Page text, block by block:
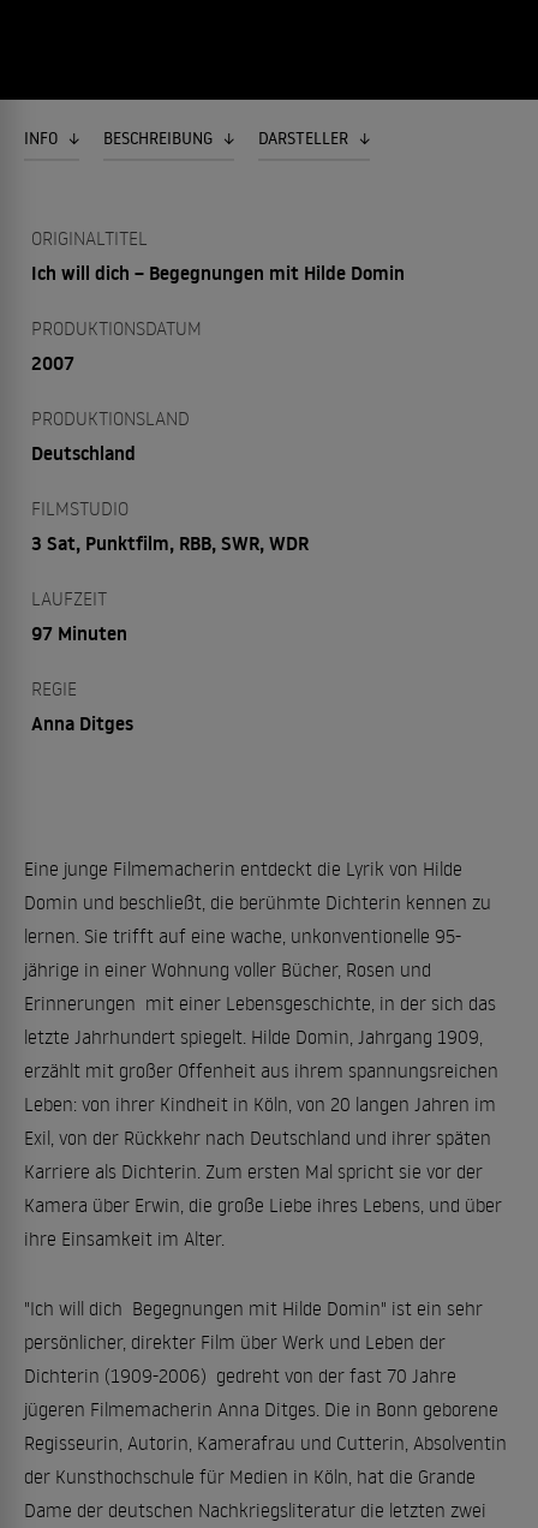
INFO BESCHREIBUNG DARSTELLER
ORIGINALTITEL
Ich will dich – Begegnungen mit Hilde Domin
PRODUKTIONSDATUM
2007
PRODUKTIONSLAND
Deutschland
FILMSTUDIO
3 Sat, Punktfilm, RBB, SWR, WDR
LAUFZEIT
97 Minuten
REGIE
Anna Ditges
Eine junge Filmemacherin entdeckt die Lyrik von Hilde
Domin und beschließt, die berühmte Dichterin kennen zu
lernen. Sie trifft auf eine wache, unkonventionelle 95-
jährige in einer Wohnung voller Bücher, Rosen und
Erinnerungen  mit einer Lebensgeschichte, in der sich das
letzte Jahrhundert spiegelt. Hilde Domin, Jahrgang 1909,
erzählt mit großer Offenheit aus ihrem spannungsreichen
Leben: von ihrer Kindheit in Köln, von 20 langen Jahren im
Exil, von der Rückkehr nach Deutschland und ihrer späten
Karriere als Dichterin. Zum ersten Mal spricht sie vor der
Kamera über Erwin, die große Liebe ihres Lebens, und über
ihre Einsamkeit im Alter.
"Ich will dich  Begegnungen mit Hilde Domin" ist ein sehr
persönlicher, direkter Film über Werk und Leben der
Dichterin (1909-2006)  gedreht von der fast 70 Jahre
jügeren Filmemacherin Anna Ditges. Die in Bonn geborene
Regisseurin, Autorin, Kamerafrau und Cutterin, Absolventin
der Kunsthochschule für Medien in Köln, hat die Grande
Dame der deutschen Nachkriegsliteratur die letzten zwei